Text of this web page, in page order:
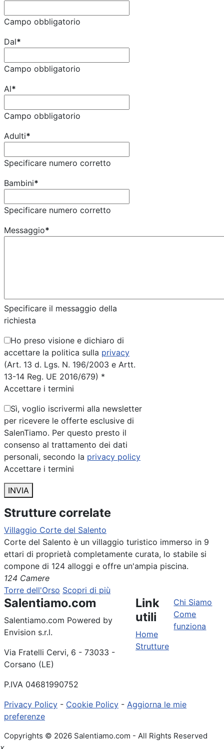
Campo obbligatorio
Dal*
Campo obbligatorio
Al*
Campo obbligatorio
Adulti*
Specificare numero corretto
Bambini*
Specificare numero corretto
Messaggio*
Specificare il messaggio della
richiesta
Ho preso visione e dichiaro di
accettare la politica sulla privacy
(Art. 13 d. Lgs. N. 196/2003 e Artt.
13-14 Reg. UE 2016/679) *
Accettare i termini
Sì, voglio iscrivermi alla newsletter
per ricevere le offerte esclusive di
SalenTiamo. Per questo presto il
consenso al trattamento dei dati
personali, secondo la privacy policy
Accettare i termini
INVIA
Strutture correlate
Villaggio Corte del Salento
Corte del Salento è un villaggio turistico immerso in 9
ettari di proprietà completamente curata, lo stabile si
compone di 124 alloggi e offre un'ampia piscina.
124 Camere
Torre dell'Orso Scopri di più
Salentiamo.com
Salentiamo.com Powered by
Envision s.r.l.
Via Fratelli Cervi, 6 - 73033 -
Corsano (LE)
P.IVA 04681990752
Link
utili
Home
Strutture
Chi Siamo
Come
funziona
Privacy Policy - Cookie Policy - Aggiorna le mie
preferenze
Copyrights © 2026 Salentiamo.com - All Rights Reserved